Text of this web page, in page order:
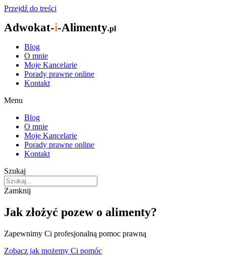
Przejdź do treści
Adwokat-i-Alimenty.pl
Blog
O mnie
Moje Kancelarie
Porady prawne online
Kontakt
Menu
Blog
O mnie
Moje Kancelarie
Porady prawne online
Kontakt
Szukaj
Zamknij
Jak złożyć pozew o alimenty?
Zapewnimy Ci profesjonalną pomoc prawną
Zobacz jak możemy Ci pomóc